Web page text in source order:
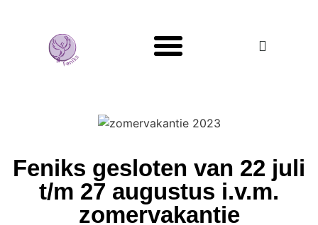
Feniks gesloten van 22 juli
t/m 27 augustus i.v.m.
zomervakantie